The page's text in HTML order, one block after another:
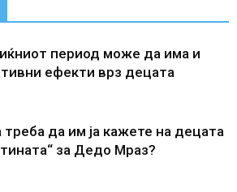
период може да има и
ефекти врз децата
треба да им ја кажете на децата
за Дедо Мраз?